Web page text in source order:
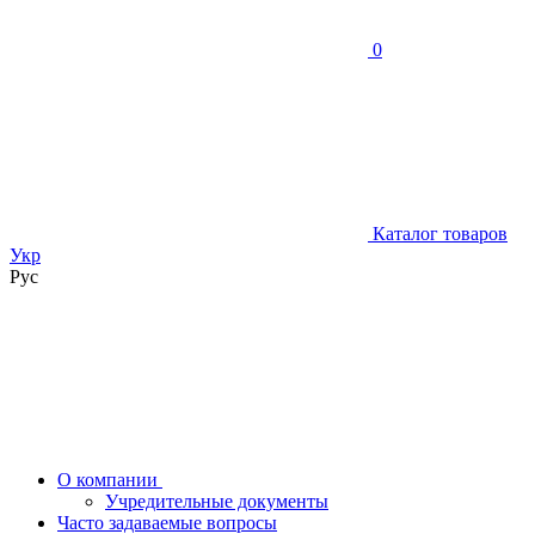
0
Каталог товаров
Укр
Рус
О компании
Учредительные документы
Часто задаваемые вопросы